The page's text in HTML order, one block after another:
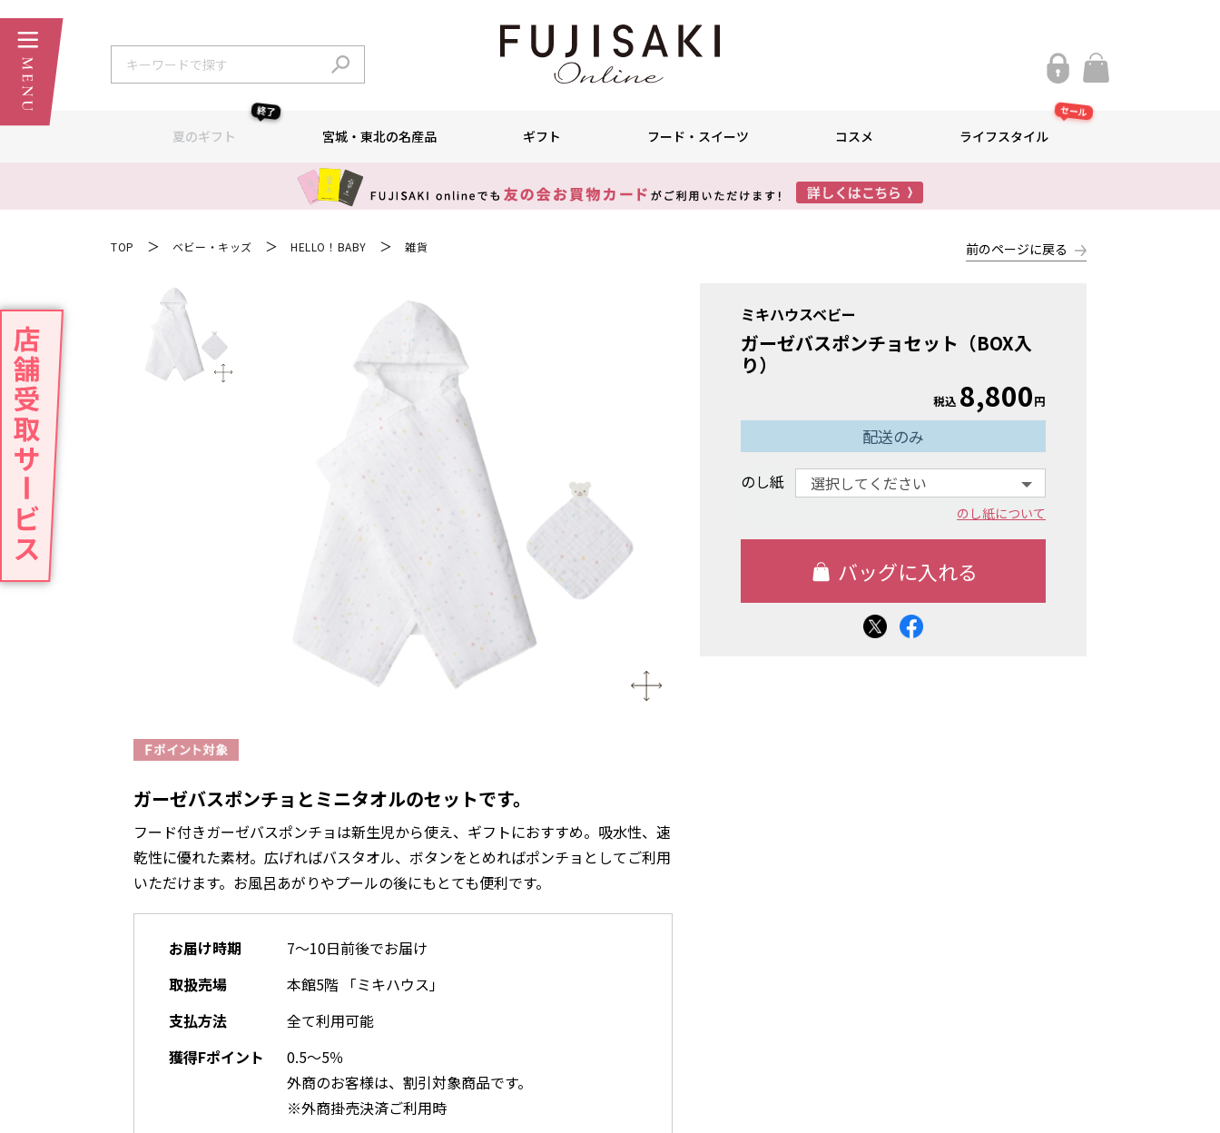
夏のギフト
終了
宮城・東北の名産品 ギフト フード・スイーツ コスメ ライフスタイル
セール
TOP ＞ ベビー・キッズ ＞ HELLO！BABY ＞ 雑貨 前のページに戻る
ガーゼバスポンチョとミニタオルのセットです。
フード付きガーゼバスポンチョは新生児から使え、ギフトにおすすめ。吸水性、速
乾性に優れた素材。広げればバスタオル、ボタンをとめればポンチョとしてご利用
いただけます。お風呂あがりやプールの後にもとても便利です。
お届け時期
7～10日前後でお届け
取扱売場
本館5階 「ミキハウス」
支払方法
全て利用可能
獲得Fポイント
0.5～5％
外商のお客様は、割引対象商品です。
※外商掛売決済ご利用時
ミキハウスベビー
ガーゼバスポンチョセット（BOX入
り）
税込 8,800円
配送のみ
のし紙
のし紙について